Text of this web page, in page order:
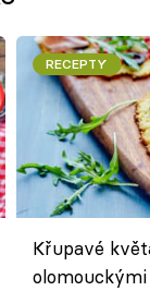
RECEPTY
Křupavé